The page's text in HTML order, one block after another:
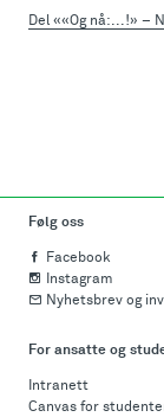
Del ««Og nå:...!» –
Følg oss
Facebook
Instagram
Nyhetsbrev og
For ansatte og
Intranett
Canvas for